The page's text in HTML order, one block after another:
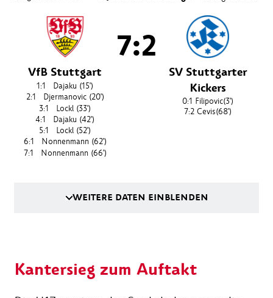
VfB Stuttgart
1:1 Dajaku (15')
2:1
Djermanovic(20')
3:1
Lockl (33')
4:1
Dajaku (42')
5:1
Lockl (52')
6:1
Nonnenmann(62')
7:1
Nonnenmann(66')
7:2
SV Stuttgarter
Kickers
0:1 Filipovic(3')
7:2 Cevis(68')
WEITERE DATEN EINBLENDEN
Kantersieg zum Auftakt